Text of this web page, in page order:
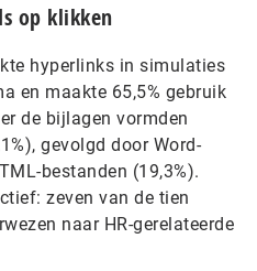
op klikken
hyperlinks in simulaties
en maakte 65,5% gebruik
de bijlagen vormden
gevolgd door Word-
bestanden (19,3%).
zeven van de tien
naar HR-gerelateerde